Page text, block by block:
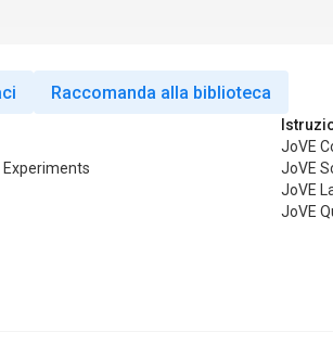
Raccomanda alla biblioteca
Experiments
JoVE
JoVE
JoVE
JoVE